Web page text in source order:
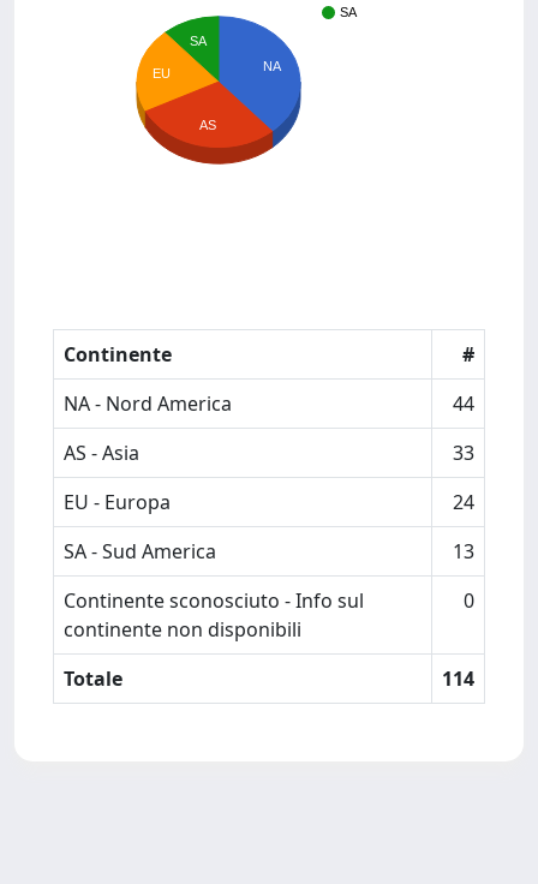
SA
NA
SA
EU
AS
Continente
#
NA - Nord America
44
AS - Asia
33
EU - Europa
24
SA - Sud America
13
Continente sconosciuto - Info sul
continente non disponibili
0
Totale 114